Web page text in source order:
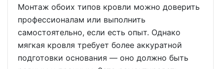
Монтаж обоих типов кровли можно доверить
профессионалам или выполнить
самостоятельно, если есть опыт. Однако
мягкая кровля требует более аккуратной
подготовки основания — оно должно быть